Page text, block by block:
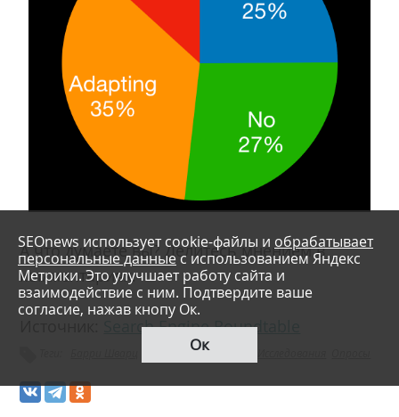
А что думаете вы? Делитесь мнением в
комментариях.
Search Engine Roundtable
Черная оптимизация
SEOnews использует cookie-файлы и обрабатывает
персональные данныес использованием Яндекс
Метрики. Это улучшает работу сайта и
взаимодействие с ним. Подтвердите ваше
согласие, нажав кнопу Ок.
Ок